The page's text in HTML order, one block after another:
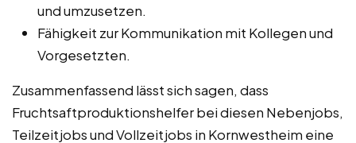
und umzusetzen.
Fähigkeit zur Kommunikation mit Kollegen und
Vorgesetzten.
Zusammenfassend lässt sich sagen, dass
Fruchtsaftproduktionshelfer bei diesen Nebenjobs,
Teilzeitjobs und Vollzeitjobs in Kornwestheim eine